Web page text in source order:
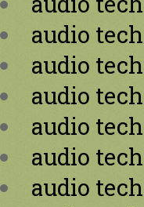
audio
audio
audio
audio
audio
audio